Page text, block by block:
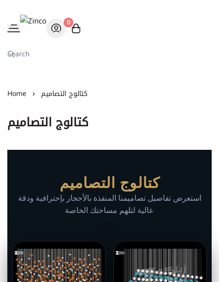
Zinco
0
Home كتالوج التصاميم
كتالوج التصاميم
كتالوج التصاميم
استعرض تفاصيل تصاميمنا المنفذة بالأحجار بإحترافية ودقة
عالية لتلهم مساحتك الخاصة